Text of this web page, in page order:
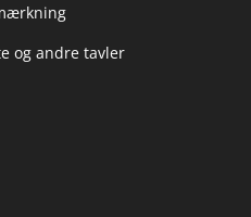
og andre tavler